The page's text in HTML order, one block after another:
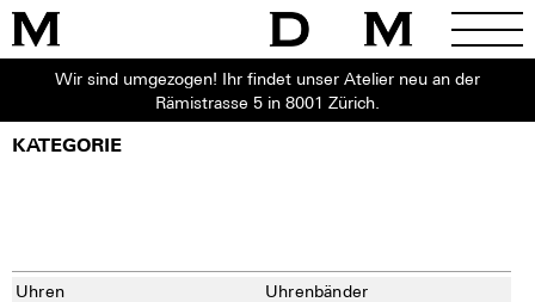
Wir sind umgezogen! Ihr findet unser Atelier neu an der
Rämistrasse 5 in 8001 Zürich.
KATEGORIE
Uhren Uhrenbänder